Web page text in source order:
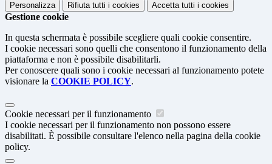
Personalizza Rifiuta tutti i cookies Accetta tutti i cookies
Gestione cookie
In questa schermata è possibile scegliere quali cookie consentire.
I cookie necessari sono quelli che consentono il funzionamento della
piattaforma e non è possibile disabilitarli.
Per conoscere quali sono i cookie necessari al funzionamento potete
visionare la COOKIE POLICY.
Cookie necessari per il funzionamento
I cookie necessari per il funzionamento non possono essere
disabilitati. È possibile consultare l'elenco nella pagina della cookie
policy.